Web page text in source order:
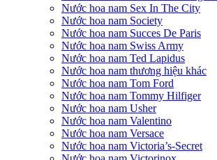
Nước hoa nam Sex In The City
Nước hoa nam Society
Nước hoa nam Succes De Paris
Nước hoa nam Swiss Army
Nước hoa nam Ted Lapidus
Nước hoa nam thương hiệu khác
Nước hoa nam Tom Ford
Nước hoa nam Tommy Hilfiger
Nước hoa nam Usher
Nước hoa nam Valentino
Nước hoa nam Versace
Nước hoa nam Victoria’s-Secret